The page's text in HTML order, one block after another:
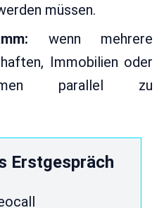
müssen.
wenn mehrere
Immobilien oder
parallel zu
Erstgespräch